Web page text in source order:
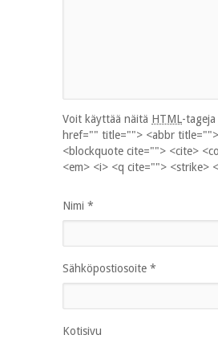
Voit käyttää näitä HTML-
href="" title=""> <abbr
<blockquote cite=""> <cite>
<em> <i> <q cite=""> <strike>
Nimi *
Sähköpostiosoite *
Kotisivu